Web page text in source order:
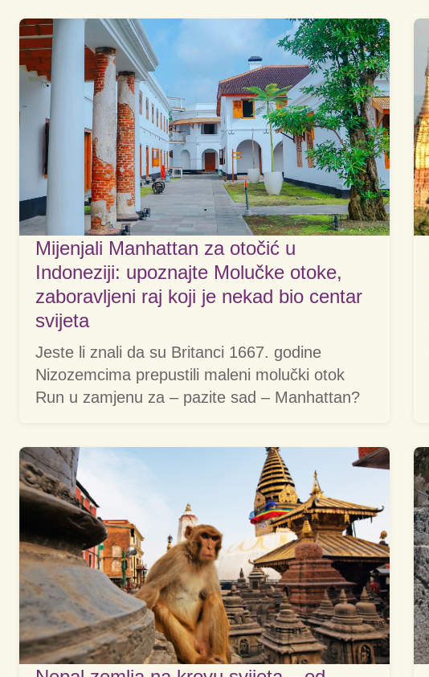
Mijenjali Manhattan za otočić u
Indoneziji: upoznajte Molučke otoke,
zaboravljeni raj koji je nekad bio centar
svijeta
Jeste li znali da su Britanci 1667. godine
Nizozemcima prepustili maleni molučki otok
Run u zamjenu za – pazite sad – Manhattan?